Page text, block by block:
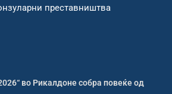
преставништва
во Рикалдоне собра повеќе од